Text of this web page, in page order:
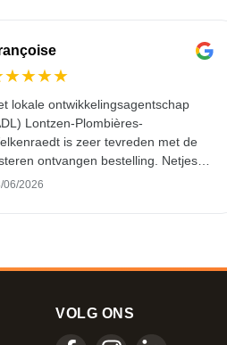
★★★★
lokale ontwikkelingsagentschap
Lontzen-Plombières-
is zeer tevreden met de
ontvangen bestelling. Netjes
en uitstekende service!
06/2026
VOLG ONS